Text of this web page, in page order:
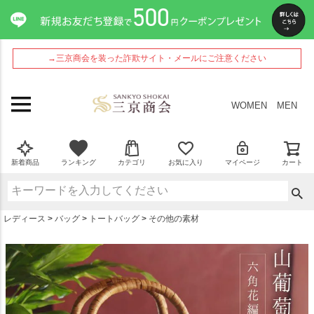
→三京商会を装った詐欺サイト・メールにご注意ください
WOMEN MEN
新着商品 ランキング カテゴリ お気に入り マイページ カート
レディース バッグ トートバッグ その他の素材
ペー
ジト
ップ
へ